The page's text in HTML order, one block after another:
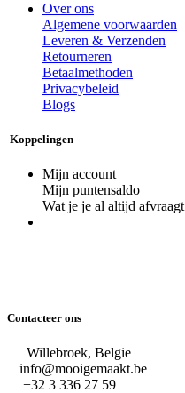
Over ons
Algemene voorwaarden
Leveren & Verzenden
Retourneren
Betaalmethoden
Privacybeleid
Blogs
Koppelingen
Mijn account
Mijn puntensaldo
Wat je je al altijd afvraagt
Contacteer ons
Willebroek, Belgie
info@mooigemaakt.be
+32 3 336 27 59